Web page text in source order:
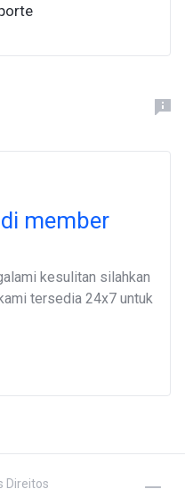
member
kesulitan silahkan
tersedia 24x7 untuk
Direitos